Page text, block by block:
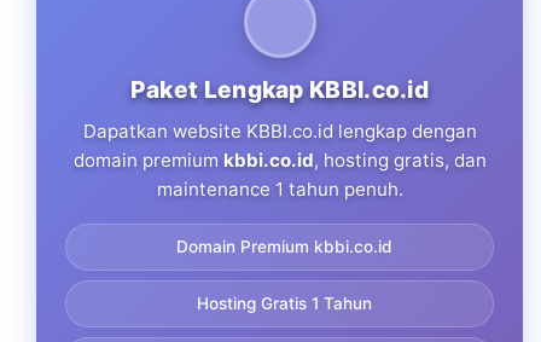
Paket Lengkap KBBI.co.id
Dapatkan website KBBI.co.id lengkap dengan
domain premium kbbi.co.id, hosting gratis, dan
maintenance 1 tahun penuh.
Domain Premium kbbi.co.id
Hosting Gratis 1 Tahun